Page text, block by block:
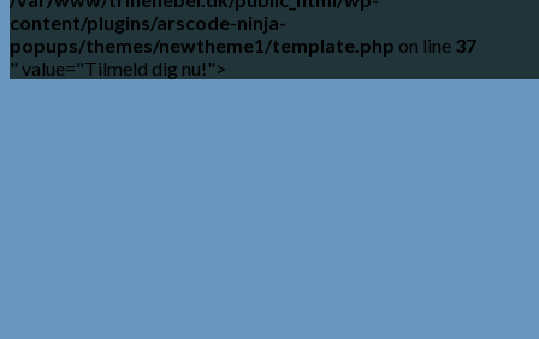
content/plugins/arscode-ninja-
popups/themes/newtheme1/template.php on line 37
" value="Tilmeld dig nu!">